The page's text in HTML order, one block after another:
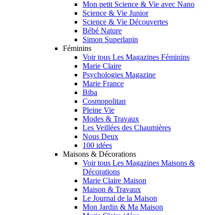
Mon petit Science & Vie avec Nano
Science & Vie Junior
Science & Vie Découvertes
Bébé Nature
Simon Superlapin
Féminins
Voir tous Les Magazines Féminins
Marie Claire
Psychologies Magazine
Marie France
Biba
Cosmopolitan
Pleine Vie
Modes & Travaux
Les Veillées des Chaumières
Nous Deux
100 idées
Maisons & Décorations
Voir tous Les Magazines Maisons &
Décorations
Marie Claire Maison
Maison & Travaux
Le Journal de la Maison
Mon Jardin & Ma Maison